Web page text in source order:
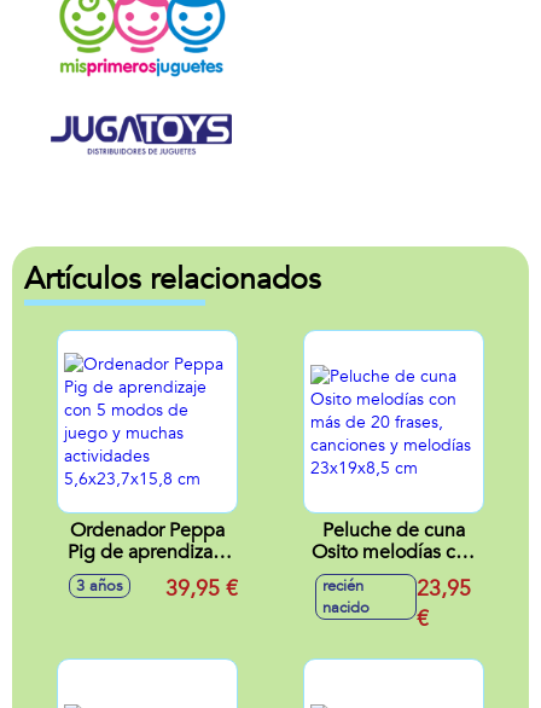
Artículos relacionados
Ordenador Peppa
Pig de aprendizaje
con 5 modos de
juego y muchas
3 años 39,95 €
Peluche de cuna
Osito melodías con
más de 20 frases,
canciones y
melodías
recién
nacido
23,95
€